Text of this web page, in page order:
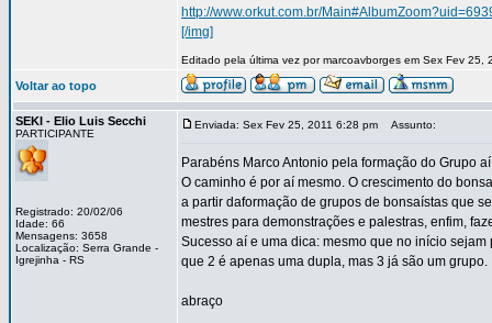
http://www.orkut.com.br/
[/img]
Editado pela última vez por marcoavborges em Sex Fev 25,
Voltar ao topo
SEKI - Elio Luis Secchi
PARTICIPANTE
Registrado: 20/02/06
Idade: 66
Mensagens: 3658
Localização: Serra Grande -
Igrejinha - RS
Enviada: Sex Fev 25, 2011 6:28 pm Assunto:
Parabéns Marco Antonio pela formação do Grupo
O caminho é por aí mesmo. O crescimento do
a partir daformação de grupos de bonsaístas que
mestres para demonstrações e palestras, enfim,
Sucesso aí e uma dica: mesmo que no início
que 2 é apenas uma dupla, mas 3 já são um grupo.
abraço